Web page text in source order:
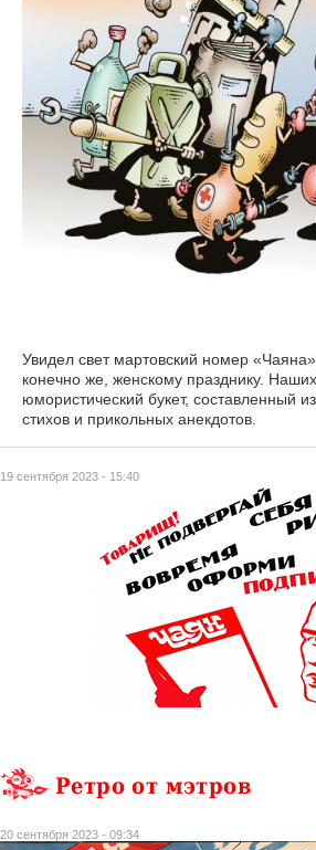
19 сентября 2023 - 15:40
Увидел свет мартовский номер
конечно же, женскому празднику. Наших читательниц ждёт
юмористический букет, составленный
стихов и прикольных анекдотов.
Ретро от мэтров
20 сентября 2023 - 09:34